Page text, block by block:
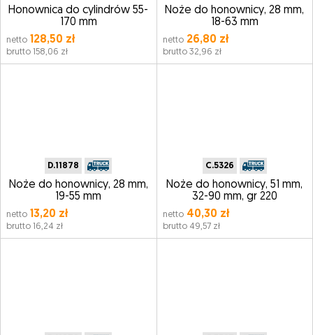
Honownica do cylindrów 55-
170 mm
netto 128,50 zł
brutto 158,06 zł
Noże do honownicy, 28 mm,
18-63 mm
netto26,80 zł
brutto 32,96 zł
D.11878
Noże do honownicy, 28 mm,
19-55 mm
netto 13,20 zł
brutto 16,24 zł
C.5326
Noże do honownicy, 51 mm,
32-90 mm, gr 220
netto40,30 zł
brutto 49,57 zł